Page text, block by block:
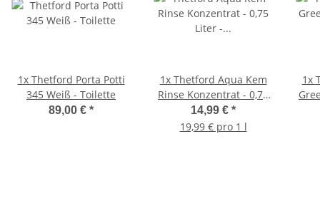
1x Thetford Porta Potti
345 Weiß - Toilette
89,00 € *
1x Thetford Aqua Kem
Rinse Konzentrat - 0,75
Liter - Sanitärflüssigkeit
14,99 € *
19,99 € pro 1 l
1x